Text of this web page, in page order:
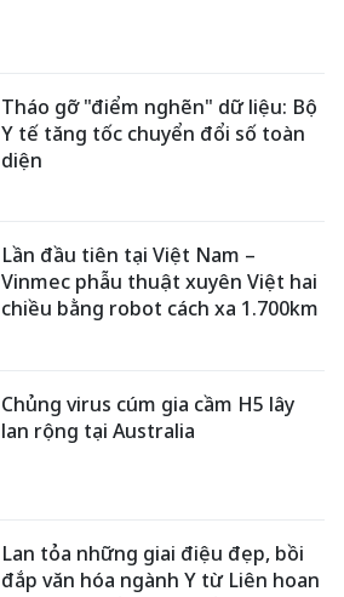
Tháo gỡ "điểm nghẽn" dữ liệu: Bộ
Y tế tăng tốc chuyển đổi số toàn
diện
Lần đầu tiên tại Việt Nam –
Vinmec phẫu thuật xuyên Việt hai
chiều bằng robot cách xa 1.700km
Chủng virus cúm gia cầm H5 lây
lan rộng tại Australia
Lan tỏa những giai điệu đẹp, bồi
đắp văn hóa ngành Y từ Liên hoan